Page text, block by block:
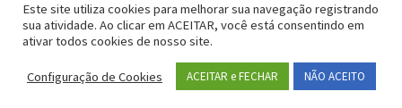
Este site utiliza cookies para melhorar sua navegação registrando
sua atividade. Ao clicar em ACEITAR, você está consentindo em
ativar todos cookies de nosso site.
Configuração de Cookies ACEITAR e FECHAR NÃO ACEITO